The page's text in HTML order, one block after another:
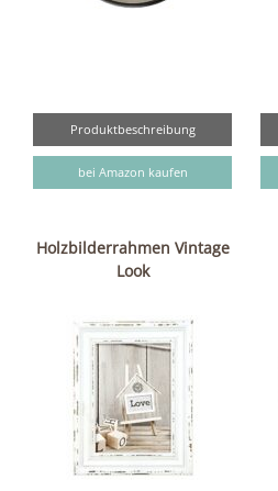
Produktbeschreibung
bei Amazon kaufen
Holzbilderrahmen Vintage
Look